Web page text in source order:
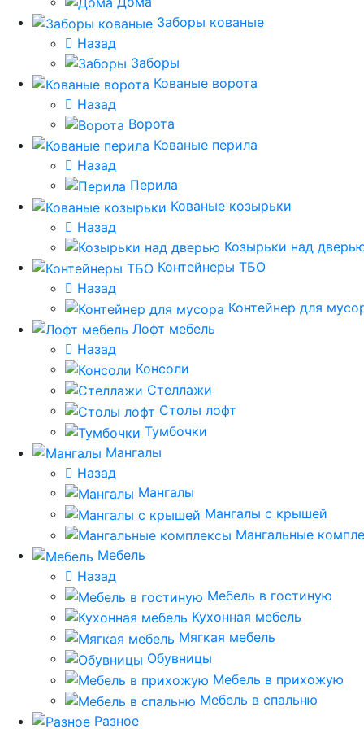
Заборы кованые
Назад
Заборы
Кованые ворота
Назад
Ворота
Кованые перила
Назад
Перила
Кованые козырьки
Назад
Козырьки над
Контейнеры ТБО
Назад
Контейнер для
Лофт мебель
Назад
Консоли
Стеллажи
Столы лофт
Тумбочки
Мангалы
Назад
Мангалы
Мангалы с крышей
Мангальные
Мебель
Назад
Мебель в гостиную
Кухонная мебель
Мягкая мебель
Обувницы
Мебель в прихожую
Мебель в спальню
Разное